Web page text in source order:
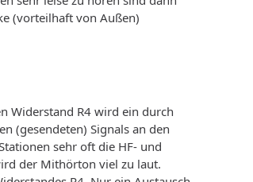
(vorteilhaft von Außen)
Widerstand R4 wird ein durch
(gesendeten) Signals an den
sehr oft die HF- und
der Mithörton viel zu laut.